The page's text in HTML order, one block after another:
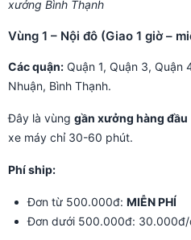
xưởng Bình Thạnh
Vùng 1 – Nội đô (Giao 1 giờ –
Các quận: Quận 1, Quận 3, Quận
Nhuận, Bình Thạnh.
Đây là vùng gần xưởng hàng đầu
xe máy chỉ 30-60 phút.
Phí ship:
Đơn từ 500.000đ: MIỄN PHÍ
Đơn dưới 500.000đ: 30.000đ/